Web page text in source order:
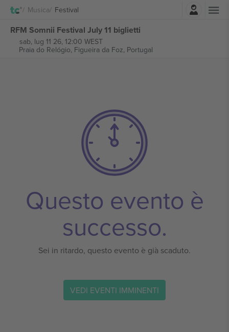
Musica Festival
RFM Somnii Festival July 11 biglietti
sab, lug 11 26, 12:00 WEST
Praia do Relógio, Figueira da Foz, Portugal
Questo evento è
successo.
Sei in ritardo, questo evento è già scaduto.
VEDI EVENTI IMMINENTI